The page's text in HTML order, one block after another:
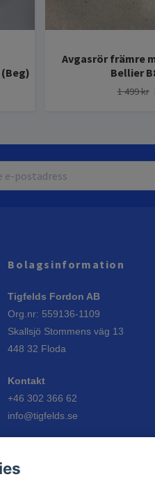
Avgasrör främre
Bellier
1 499 kr
Bolagsinformation
Tigfelds Fordon AB
Org.nr: 559136-1109
Skallsjö Stommens väg 13
448 32 Floda
Kontakt
+46 302 366 62
info@tigfelds.se
Vardagar: 08:00–17:00